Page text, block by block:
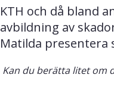
KTH och då bland
avbildning av
Matilda presentera
Kan du berätta litet om